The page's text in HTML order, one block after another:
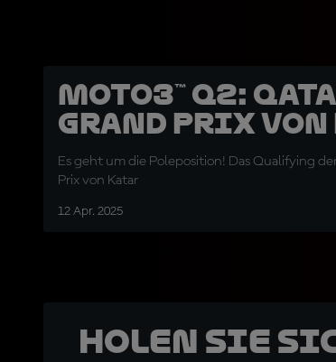
Moto3™ Q2:
Grand Prix von
Es geht um die Poleposition! Das Qualifying
Prix von Katar
12 Apr. 2025
Holen Sie